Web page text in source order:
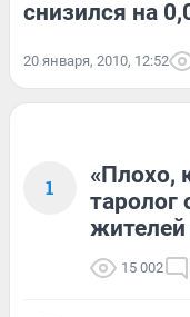
снизился на
20 января, 2010, 12:52
1
«Плохо,
таролог
жителей
15 002